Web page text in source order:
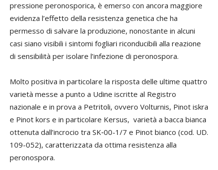
pressione peronosporica, è emerso con ancora maggiore
evidenza l’effetto della resistenza genetica che ha
permesso di salvare la produzione, nonostante in alcuni
casi siano visibili i sintomi fogliari riconducibili alla reazione
di sensibilità per isolare l’infezione di peronospora.
Molto positiva in particolare la risposta delle ultime quattro
varietà messe a punto a Udine iscritte al Registro
nazionale e in prova a Petritoli, ovvero Volturnis, Pinot iskra
e Pinot kors e in particolare Kersus, varietà a bacca bianca
ottenuta dall’incrocio tra SK‑00-1/7 e Pinot bianco (cod. UD.
109-052), caratterizzata da ottima resistenza alla
peronospora.